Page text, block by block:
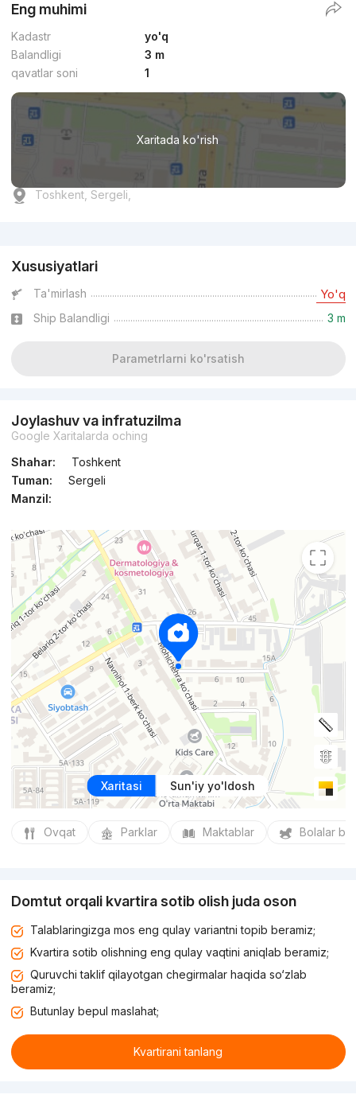
Eng muhimi
Kadastr
yo'q
Balandligi
3 m
qavatlar soni
1
Xaritada ko'rish
Toshkent, Sergeli,
Xususiyatlari
Ta'mirlash Yo'q
Ship Balandligi 3 m
Parametrlarni ko'rsatish
Joylashuv va infratuzilma
Google Xaritalarda oching
Shahar:
Toshkent
Tuman:
Sergeli
Manzil:
Xaritasi Sun'iy yo'ldosh
Ovqat Parklar Maktablar Bolalar
Domtut orqali kvartira sotib olish juda oson
Talablaringizga mos eng qulay variantni topib beramiz;
Kvartira sotib olishning eng qulay vaqtini aniqlab beramiz;
Quruvchi taklif qilayotgan chegirmalar haqida so‘zlab
beramiz;
Butunlay bepul maslahat;
Kvartirani tanlang